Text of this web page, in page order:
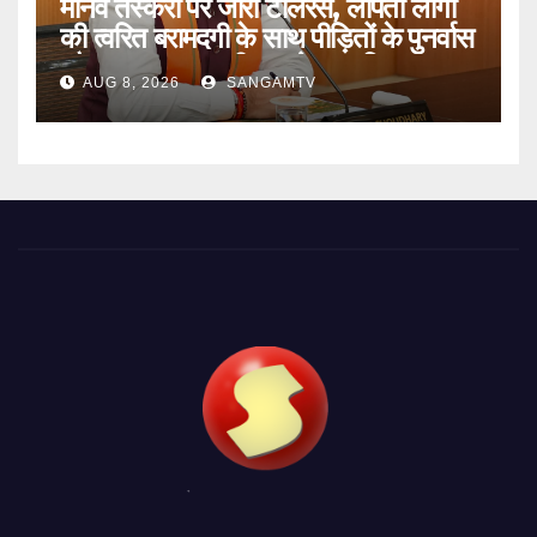
मानव तस्करी पर जीरो टॉलरेंस, लापता लोगों
की त्वरित बरामदगी के साथ पीड़ितों के पुनर्वास
और सम्मानजनक जीवन को प्राथमिकता :
मुख्यमंत्री
AUG 8, 2026 SANGAMTV